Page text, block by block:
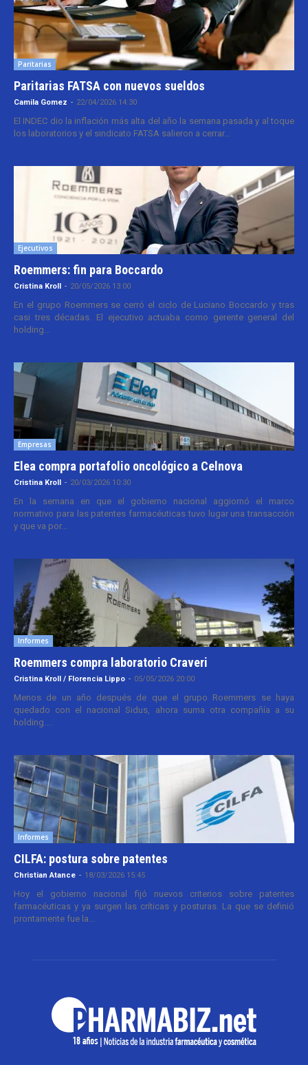
Paritarias
Paritarias FATSA con nuevos sueldos
Camila Gomez - 22/04/2026 14:30
El INDEC dio la inflación más alta del año la semana pasada y al toque
los laboratorios y el sindicato FATSA salieron a cerrar...
Ejecutivos
Roemmers: fin para Boccardo
Cristina Kroll - 20/05/2026 13:00
En el grupo Roemmers se cerró el ciclo de Luciano Boccardo y tras
casi tres décadas. El ejecutivo actuaba como gerente general del
holding...
Empresas
Elea compra portafolio oncológico a Celnova
Cristina Kroll - 20/03/2026 10:30
En la semana en que el gobierno nacional aggiornó el marco
normativo para las patentes farmacéuticas tuvo lugar una transacción
y que va por...
Informes
Roemmers compra laboratorio Craveri
Cristina Kroll / Florencia Lippo - 05/05/2026 20:00
Menos de un año después de que el grupo Roemmers se haya
quedado con el nacional Sidus, ahora suma otra compañía a su
holding....
Informes
CILFA: postura sobre patentes
Christian Atance - 18/03/2026 15:45
Hoy el gobierno nacional fijó nuevos criterios sobre patentes
farmacéuticas y ya surgen las críticas y posturas. La que se definió
prontamente fue la...